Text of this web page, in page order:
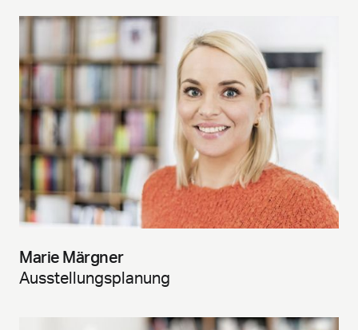
Marie Märgner
Ausstellungsplanung